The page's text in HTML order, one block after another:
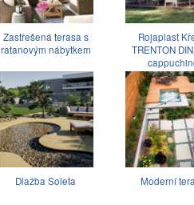
Zastřešená terasa s
ratanovým nábytkem
Rojaplast
TRENTON
Dlažba Soleta Moderní